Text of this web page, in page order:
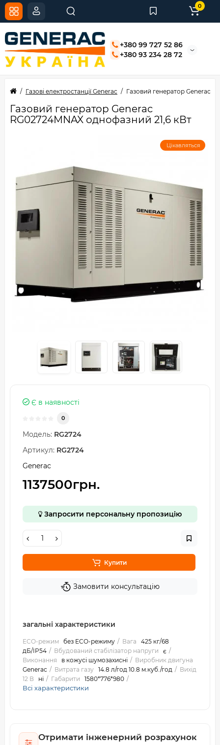
+380 99 727 52 86
+380 93 234 28 72
0
Газові електростанції Generac Газовий генератор Generac
Газовий генератор Generac
RG02724MNAX однофазний 21,6 кВт
Цікавляться
Є в наявності
0
Модель: RG2724
Артикул: RG2724
Generac
1137500грн.
Запросити персональну пропозицію
Купити
Замовити консультацію
загальні характеристики
ECO-режим без ECO-режиму Вага
425 кг/68
дБ/IP54
Вбудований стабілізатор напруги
є
Виконання
в кожусі шумозахисні
Виробник двигуна
Generac
Витрата газу 14.8 л/год 10.8 м.куб./год
Вихід
12 В
ні Габарити 1580*776*980
Всі характеристики
Отримати інженерний розрахунок